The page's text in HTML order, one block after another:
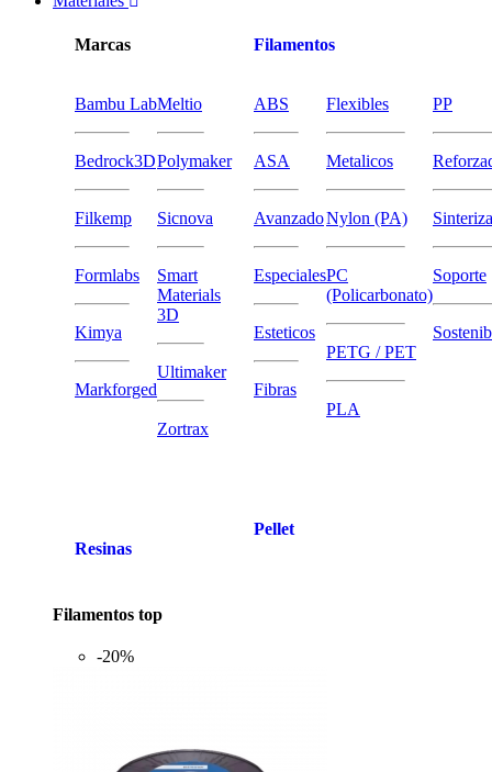
Marcas
Bambu Lab
Bedrock3D
Filkemp
Formlabs
Kimya
Markforged
Meltio
Polymaker
Sicnova
Smart
Materials
3D
Ultimaker
Zortrax
Resinas
Filamentos
ABS
ASA
Avanzado
Especiales
Esteticos
Fibras
Flexibles
Metalicos
Nylon (PA)
PC
(Policarbonato)
PETG / PET
PLA
PP
Soporte
Pellet
Filamentos top
-20%